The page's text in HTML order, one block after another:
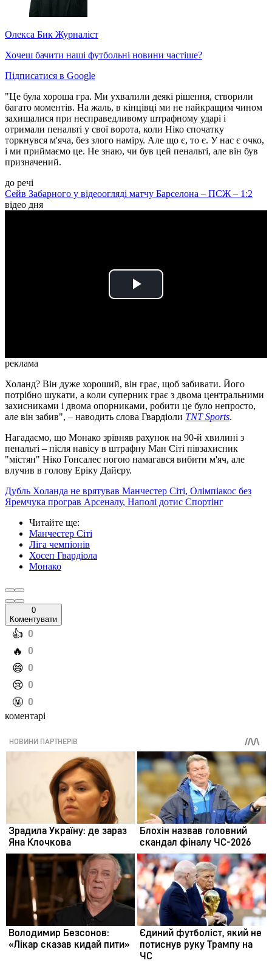
Олекса Бик Журналіст
Хочеш бачити наші футбольні новини частіше?
Підписатися в Google
"Це була хороша гра. Ми ухвалили деякі рішення, створили
багато моментів. На жаль, в кінцівці ми не найкращим чином
захищалися при несправедливому штрафному ударі і
отримали пенальті у свої ворота, коли Ніко спочатку
торкнувся м'яча, без злого наміру. Але що є, то є. У нас є очко,
і ми приймаємо це. Не знаю, чи був цей пенальті, але він був
призначений.
до речі
Сейв Забарного у відеоогляді матчу Барселона – ПСЖ – 1:2
відео дня
Play
реклама
Холанд? Він дуже хороший, він грає, щоб забивати. Його
потрібно шукати, а коли суперник грає з двома центральними
захисниками і двома опорниками, робити це було непросто,
але він забив", – наводить слова Гвардіоли TNT Sports.
Нагадаємо, що Монако зрівняв рахунок на 90-й хвилині з
пенальті – після навісу в штрафну Ман Сіті півзахисник
"містян" Ніко Гонсалес ногою намагався вибити м'яч, але
влучив в голову Еріку Дайєру.
Дубль Холанда не врятував Манчестер Сіті, Олімпіакос без
Яремчука програв Арсеналу, Наполі дотис Спортінг
Читайте ще:
Манчестер Сіті
Ліга чемпіонів
Хосеп Гвардіола
Монако
0
Коментувати
️👍 0
️🔥 0
️😄 0
️😢 0
️🤬 0
коментарі